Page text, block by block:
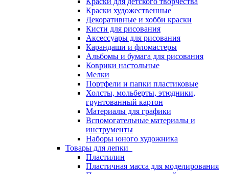
Краски художественные
Декоративные и хобби краски
Кисти для рисования
Аксессуары для рисования
Карандаши и фломастеры
Альбомы и бумага для рисования
Коврики настольные
Мелки
Портфели и папки пластиковые
Холсты, мольберты, этюдники,
грунтованный картон
Материалы для графики
Вспомогательные материалы и
инструменты
Наборы юного художника
Товары для лепки
Пластилин
Пластичная масса для моделирования